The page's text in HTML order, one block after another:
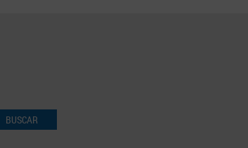
BUSCAR